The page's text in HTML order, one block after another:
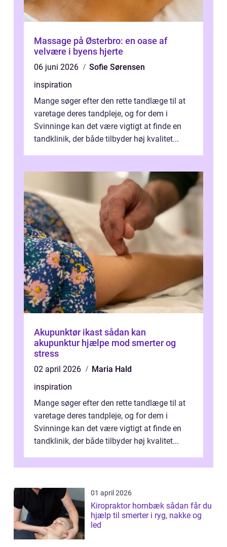
Massage på Østerbro: en oase af
velvære i byens hjerte
06 juni 2026
Sofie Sørensen
inspiration
Mange søger efter den rette tandlæge til at
varetage deres tandpleje, og for dem i
Svinninge kan det være vigtigt at finde en
tandklinik, der både tilbyder høj kvalitet...
Akupunktør ikast sådan kan
akupunktur hjælpe mod smerter og
stress
02 april 2026
Maria Hald
inspiration
Mange søger efter den rette tandlæge til at
varetage deres tandpleje, og for dem i
Svinninge kan det være vigtigt at finde en
tandklinik, der både tilbyder høj kvalitet...
01 april 2026
Kiropraktor hornbæk sådan får du
hjælp til smerter i ryg, nakke og
led